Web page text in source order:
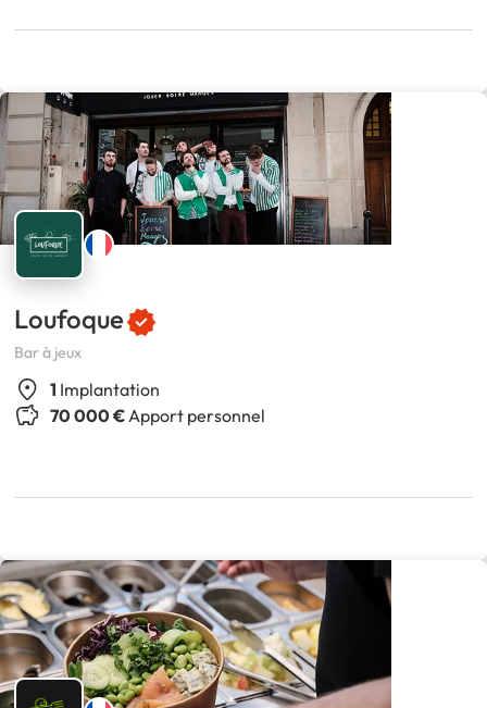
Loufoque
Bar à jeux
1 Implantation
70 000 € Apport personnel